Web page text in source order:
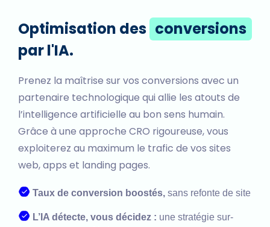
Optimisation des conversions
par l'IA.
Prenez la maîtrise sur vos conversions avec un
partenaire technologique qui allie les atouts de
l’intelligence artificielle au bon sens humain.
Grâce à une approche CRO rigoureuse, vous
exploiterez au maximum le trafic de vos sites
web, apps et landing pages.
Taux de conversion boostés, sans refonte de site
L’IA détecte, vous décidez : une stratégie sur-